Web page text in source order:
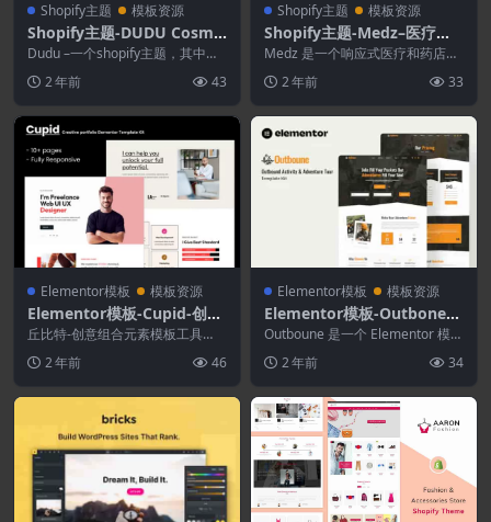
Shopify主题 模板资源
Shopify主题-DUDU Cosme
tics–化妆品Shopify主题
Dudu –一个shopify主题，其中包
必要元素...
2 年前 43
Shopify主题 模板资源
Shopify主题-Medz–医疗产
品Shopify主题
Medz 是一个响应式医疗和药店电
所、医疗用品和保...
2 年前 33
Elementor模板 模板资源
Elementor模板-Cupid-创意
组合元素模板工具包
丘比特-创意组合元素模板工具
计。它具有商业网站的所有...
2 年前 46
Elementor模板 模板资源
Elementor模板-Outbone–
Outbond活动和冒险之旅Ele
mentor模板套件
Outboune 是一个 Elementor 模板
2 年前 34